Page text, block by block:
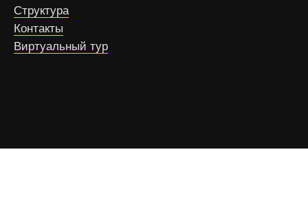
Структура
Контакты
Виртуальный тур